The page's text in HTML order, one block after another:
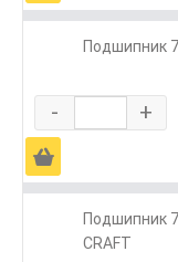
Подшипник
- +
Ä
Подшипник
CRAFT